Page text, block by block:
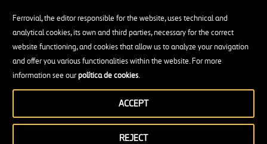
Ferrovial, the editor responsible for the website, uses technical and
analytical cookies, its own and third parties, necessary for the correct
website functioning, and cookies that allow us to analyze your navigation
and offer you various functionalities within the website. For more
information see ourpolítica de cookies.
REJECT
ACCEPT
No olvides leer esto!
Este sitio esta protegido por reCAPTCHA y se aplican la
Política de privacidady lasCondiciones de serviciode Google.
Consiento el envío de newsletters conforme a lo señalado
en laPolítica de privacidadyAviso legal.
Autorizo el tratamiento de mis datos con el fin de permitir